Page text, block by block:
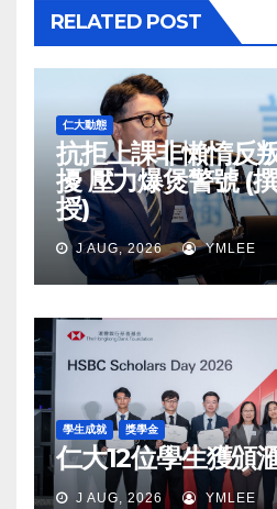
RELATED POST
仁大動態
抗拒上課非懶惰反
擾 壓力爆煲警號 (
授)
J AUG, 2026 YMLEE
學生成就 獎學金
仁大12位學生獲頒
J AUG, 2026 YMLEE